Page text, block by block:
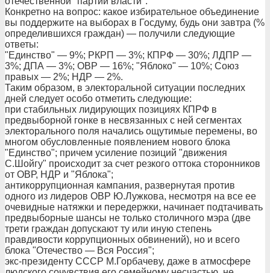
Конкретно на вопрос: какое избирательное объединение
вы поддержите на выборах в Госдуму, будь они завтра (%
определившихся граждан) — получили следующие
ответы:
"Единство" — 9%; РКРП — 3%; КПРФ — 30%; ЛДПР —
3%; ДПА — 3%; ОВР — 16%; "Яблоко" — 10%; Союз
правых — 2%; НДР — 2%.
Таким образом, в электоральной ситуации последних
дней следует особо отметить следующие:
при стабильных лидирующих позициях КПРФ в
предвыборной гонке в несвязанных с ней сегментах
электорального поля начались ощутимые перемены, во
многом обусловленные появлением нового блока
"Единство"; причем усиление позиций "движения
С.Шойгу" происходит за счет резкого оттока сторонников
от ОВР, НДР и "Яблока";
антикоррупционная кампания, развернутая против
одного из лидеров ОВР Ю.Лужкова, несмотря на все ее
очевидные натяжки и передержки, начинает подтачивать
предвыборные шансы не только столичного мэра (две
трети граждан допускают ту или иную степень
правдивости коррупционных обвинений), но и всего
блока "Отечество — Вся Россия";
экс-президенту СССР М.Горбачеву, даже в атмосфере